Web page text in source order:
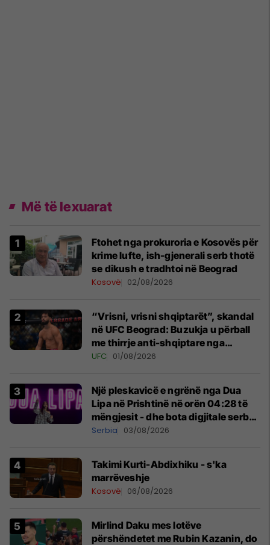
Më të lexuarat
Ftohet nga prokuroria e Kosovës për
krime lufte, ish-gjenerali serb thotë
se dikush e tradhtoi në Beograd
Kosovë 02/08/2026
“Vrisni, vrisni shqiptarët”, skandal
në UFC Beograd: Buzukja u përball
me thirrje anti-shqiptare nga
tribunat
UFC 01/08/2026
Një pleskavicë e ngrënë nga Dua
Lipa në Prishtinë në orën 04:28 të
mëngjesit - dhe bota digjitale serbe
shpall gjendjen e luftës
Serbia 03/08/2026
Takimi Kurti-Abdixhiku - s'ka
marrëveshje
Kosovë 06/08/2026
Mirlind Daku mes lotëve
përshëndetet me Rubin Kazanin, do